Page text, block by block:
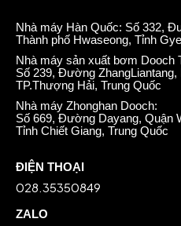
Nhà máy Hàn Quốc: Số 332,
Thành phố Hwaseong, Tỉnh
Nhà máy sản xuất bơm Dooch
Số 239, Đường
TP.Thượng Hải, Trung Quốc
Nhà máy Zhonghan Dooch:
Số 669, Đường Dayang, Quận
Tỉnh Chiết Giang, Trung Quốc
ĐIỆN THOẠI
028.35350849
ZALO